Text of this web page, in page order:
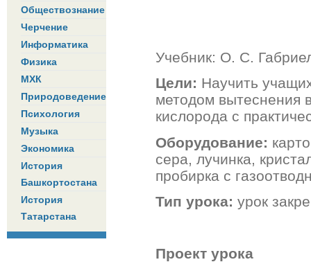
Обществознание
Черчение
Информатика
Физика
МХК
Природоведение
Психология
Музыка
Экономика
История
Башкортостана
История
Татарстана
Учебник: О. С.
Цели: Научить
методом вытеснения
кислорода с
Оборудование:
сера, лучинка,
пробирка с
Тип урока: урок
Проект урока